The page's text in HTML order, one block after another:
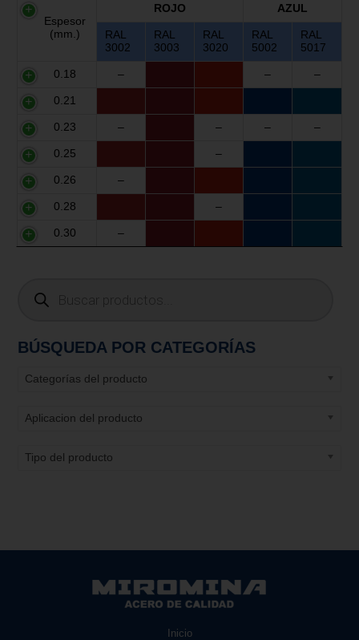
BÚSQUEDA POR CATEGORÍAS
Categorías del producto
Aplicacion del producto
Tipo del producto
Espesor
(mm.)
ROJO AZUL
RAL
3002
RAL
3003
RAL
3020
RAL
5002
RAL
5017
0.18 – – –
0.21
0.23 – – – –
0.25 –
0.26 –
0.28 –
0.30 –
Inicio